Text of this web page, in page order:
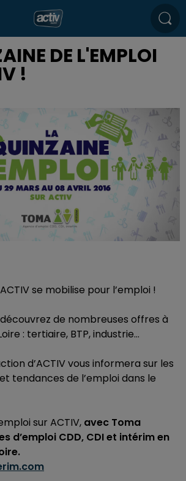
DE L'EMPLOI
!
se mobilise pour l’emploi !
de nombreuses offres à
: tertiaire, BTP, industrie…
d’ACTIV vous informera sur les
tendances de l’emploi dans le
sur ACTIV, avec Toma
d’emploi CDD, CDI et intérim en